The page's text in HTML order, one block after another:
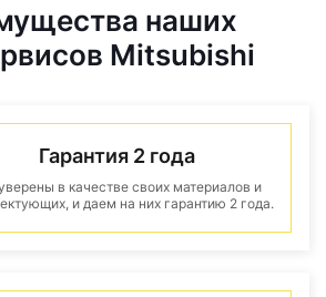
наших
Mitsubishi
Гарантия 2 года
в качестве своих материалов и
и даем на них гарантию 2 года.